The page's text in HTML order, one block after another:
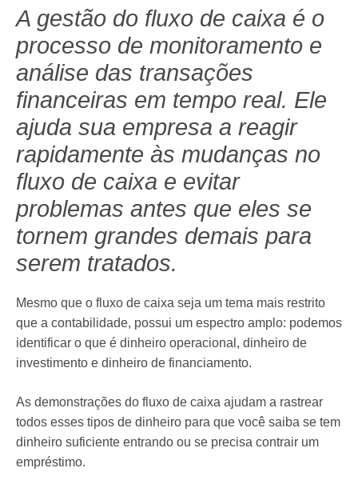
A gestão do fluxo de caixa é o
processo de monitoramento e
análise das transações
financeiras em tempo real. Ele
ajuda sua empresa a reagir
rapidamente às mudanças no
fluxo de caixa e evitar
problemas antes que eles se
tornem grandes demais para
serem tratados.
Mesmo que o fluxo de caixa seja um tema mais restrito
que a contabilidade, possui um espectro amplo: podemos
identificar o que é dinheiro operacional, dinheiro de
investimento e dinheiro de financiamento.
As demonstrações do fluxo de caixa ajudam a rastrear
todos esses tipos de dinheiro para que você saiba se tem
dinheiro suficiente entrando ou se precisa contrair um
empréstimo.